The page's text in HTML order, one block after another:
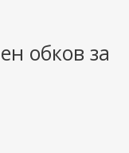
обков за